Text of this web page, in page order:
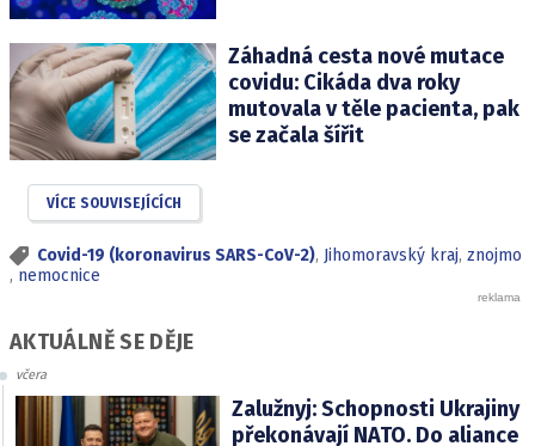
Záhadná cesta nové mutace
covidu: Cikáda dva roky
mutovala v těle pacienta, pak
se začala šířit
VÍCE SOUVISEJÍCÍCH
Covid-19 (koronavirus SARS-CoV-2), Jihomoravský kraj, znojmo
, nemocnice
AKTUÁLNĚ SE DĚJE
včera
Zalužnyj: Schopnosti Ukrajiny
překonávají NATO. Do aliance